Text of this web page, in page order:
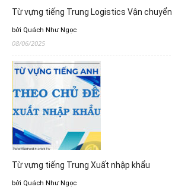
Từ vựng tiếng Trung Logistics Vận chuyển
bởi Quách Như Ngọc
08/06/2025
Từ vựng tiếng Trung Xuất nhập khẩu
bởi Quách Như Ngọc